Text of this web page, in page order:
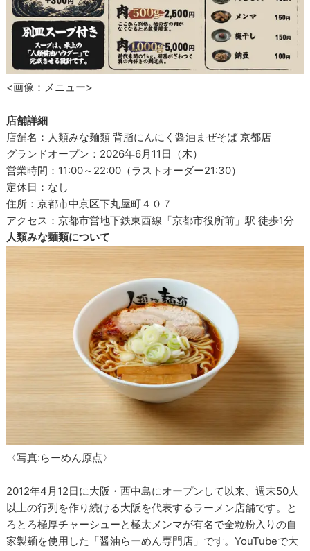
<画像：メニュー>
店舗詳細
店舗名：人類みな麺類 背脂にんにく醤油まぜそば 京都店
グランドオープン：2026年6月11日（木）
営業時間：11:00～22:00（ラストオーダー21:30）
定休日：なし
住所：京都市中京区下丸屋町４０７
アクセス：京都市営地下鉄東西線「京都市役所前」駅 徒歩1分
人類みな麺類について
〈写真:らーめん原点〉
2012年4月12日に大阪・西中島にオープンして以来、週末50人
以上の行列を作り続ける大阪を代表するラーメン店舗です。と
ろとろ極厚チャーシューと極太メンマが有名で全粒粉入りの自
家製麺を使用した「醤油らーめん専門店」です。YouTubeで大